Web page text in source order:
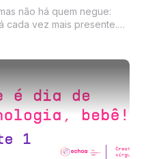
não há quem negue:
cada vez mais presente.